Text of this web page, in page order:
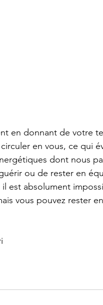
en donnant de votre
circuler en vous, ce qui
dont nous
ou de rester en
est absolument
vous pouvez rester